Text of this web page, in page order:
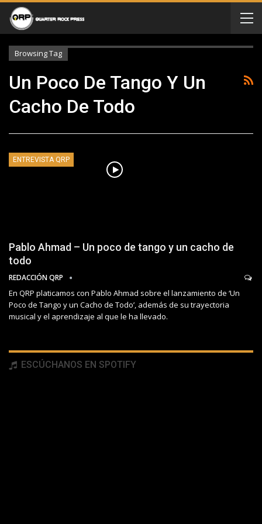
Browsing Tag
Un Poco De Tango Y Un
Cacho De Todo
ENTREVISTA QRP
Pablo Ahmad – Un poco de tango y un cacho de
todo
REDACCIÓN QRP
En QRP platicamos con Pablo Ahmad sobre el lanzamiento de ‘Un
Poco de Tango y un Cacho de Todo’, además de su trayectoria
musical y el aprendizaje al que le ha llevado.
ESCÚCHANOS EN SPOTIFY